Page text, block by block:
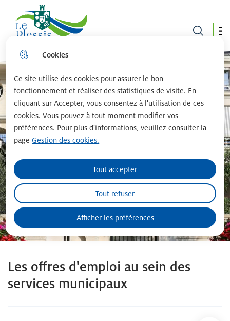
Cookies
Ce site utilise des cookies pour assurer le bon
fonctionnement et réaliser des statistiques de visite. En
cliquant sur Accepter, vous consentez à l'utilisation de ces
cookies. Vous pouvez à tout moment modifier vos
préférences. Pour plus d'informations, veuillez consulter la
page Gestion des cookies.
Afficher les préférences
Tout accepter
Tout refuser
Aller
menu
principal
Le plessis robinson
Les offres d'emploi au sein des
services municipaux